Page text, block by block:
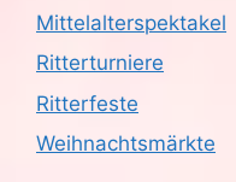
Mittelalterspektakel
Ritterturniere
Ritterfeste
Weihnachtsmärkte